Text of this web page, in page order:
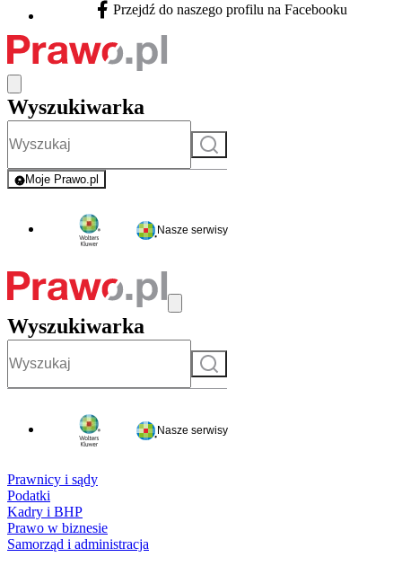
Facebook - otwiera się w nowej karcie
Przejdź do naszego profilu na Facebooku
Wyszukiwarka
Szukaj
Moje Prawo.pl
- rejestracja i logowanie do serwisu
Nasze serwisy
Wyszukiwarka
Szukaj
Nasze serwisy
Prawnicy i sądy
Podatki
Kadry i BHP
Prawo w biznesie
Samorząd i administracja